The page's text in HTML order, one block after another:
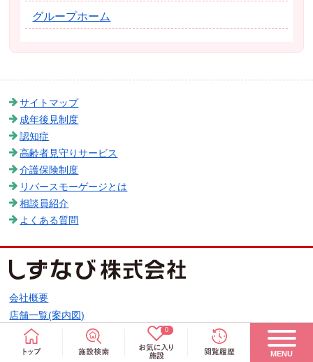
0
MENU
グループホーム
サイトマップ
成年後見制度
認知症
高齢者見守りサービス
介護保険制度
リバースモーゲージとは
相談員紹介
よくある質問
会社概要
店舗一覧(案内図)
採用情報
サイトのご利用について